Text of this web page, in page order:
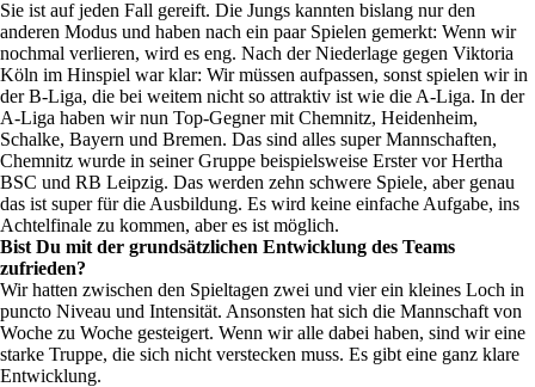
Sie ist auf jeden Fall gereift. Die Jungs kannten bislang nur den
anderen Modus und haben nach ein paar Spielen gemerkt: Wenn wir
nochmal verlieren, wird es eng. Nach der Niederlage gegen Viktoria
Köln im Hinspiel war klar: Wir müssen aufpassen, sonst spielen wir in
der B-Liga, die bei weitem nicht so attraktiv ist wie die A-Liga. In der
A-Liga haben wir nun Top-Gegner mit Chemnitz, Heidenheim,
Schalke, Bayern und Bremen. Das sind alles super Mannschaften,
Chemnitz wurde in seiner Gruppe beispielsweise Erster vor Hertha
BSC und RB Leipzig. Das werden zehn schwere Spiele, aber genau
das ist super für die Ausbildung. Es wird keine einfache Aufgabe, ins
Achtelfinale zu kommen, aber es ist möglich.
Bist Du mit der grundsätzlichen Entwicklung des Teams
zufrieden?
Wir hatten zwischen den Spieltagen zwei und vier ein kleines Loch in
puncto Niveau und Intensität. Ansonsten hat sich die Mannschaft von
Woche zu Woche gesteigert. Wenn wir alle dabei haben, sind wir eine
starke Truppe, die sich nicht verstecken muss. Es gibt eine ganz klare
Entwicklung.